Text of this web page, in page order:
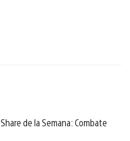
Share de la Semana: Combate